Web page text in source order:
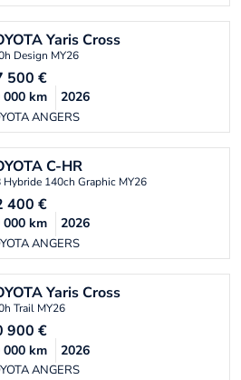
Yaris Cross
Design MY26
500 €
ANGERS
000 km 2026
C-HR
Hybride 140ch Graphic MY26
400 €
ANGERS
000 km 2026
Yaris Cross
Trail MY26
900 €
ANGERS
000 km 2026